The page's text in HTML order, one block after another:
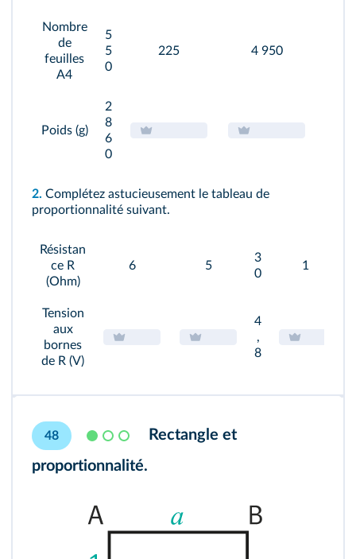
Nombre
de
feuilles
A4
5
5
0
225 4 950
Poids (g)
2
8
6
0
2. Complétez astucieusement le tableau de
proportionnalité suivant.
Résistan
ce R
(Ohm)
6 5
3
0
1
Tension
aux
bornes
de R (V)
4
,
8
48
Rectangle et
proportionnalité.